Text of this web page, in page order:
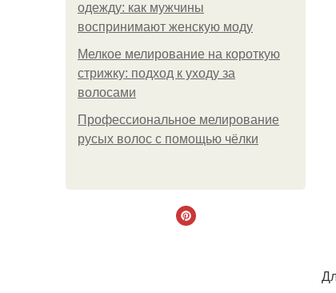
одежду: как мужчины
воспринимают женскую моду
Мелкое мелирование на короткую
стрижку: подход к уходу за
волосами
Профессиональное мелирование
русых волос с помощью чёлки